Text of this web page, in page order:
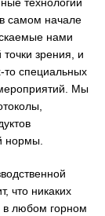
технологии
в самом начале
нами
зрения, и
то специальных
Мы
нормы.
что никаких
в любом горном